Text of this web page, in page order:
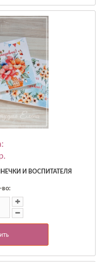
И ВОСПИТАТЕЛЯ
во: